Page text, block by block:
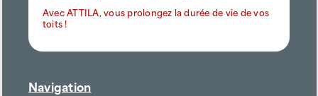
Avec ATTILA, vous prolongez la durée de vie de vos
toits !
Navigation